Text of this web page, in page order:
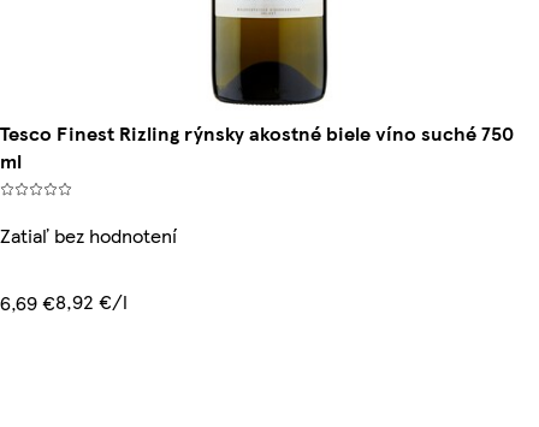
Tesco Finest Rizling rýnsky akostné biele víno suché 750
ml
Zatiaľ bez hodnotení
6,69 €8,92 €/l